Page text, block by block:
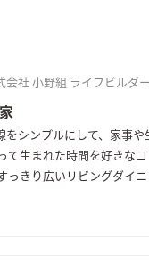
会社 小野組 ライフビルダー
をシンプルにして、家事や
て生まれた時間を好きな
っきり広いリビングダイ
ン回りの回遊動線や服を畳
が楽しく家事が出来るア